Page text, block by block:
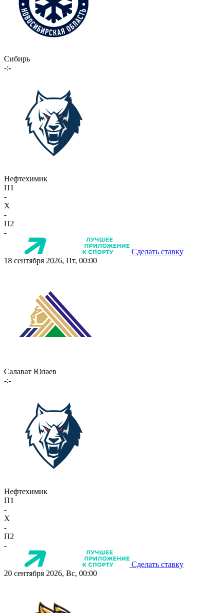
Сибирь
-:-
Нефтехимик
П1
-
X
-
П2
-
Сделать ставку
18 сентября 2026, Пт, 00:00
Салават Юлаев
-:-
Нефтехимик
П1
-
X
-
П2
-
Сделать ставку
20 сентября 2026, Вс, 00:00